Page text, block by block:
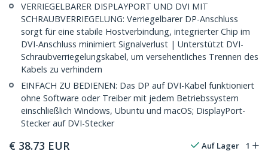
VERRIEGELBARER DISPLAYPORT UND DVI MIT
SCHRAUBVERRIEGELUNG: Verriegelbarer DP-Anschluss
sorgt für eine stabile Hostverbindung, integrierter Chip im
DVI-Anschluss minimiert Signalverlust | Unterstützt DVI-
Schraubverriegelungskabel, um versehentliches Trennen des
Kabels zu verhindern
EINFACH ZU BEDIENEN: Das DP auf DVI-Kabel funktioniert
ohne Software oder Treiber mit jedem Betriebssystem
einschließlich Windows, Ubuntu und macOS; DisplayPort-
Stecker auf DVI-Stecker
€ 38.73 EUR Auf Lager 1